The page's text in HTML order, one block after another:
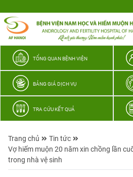
thương
TỔNG QUAN BỆNH VIỆN
BẢNG GIÁ DỊCH VỤ
TRA CỨU KẾT QUẢ
Trang chủ
Tin tức
Vợ hiếm muộn 20 năm xin chồng lần
trong nhà vệ sinh